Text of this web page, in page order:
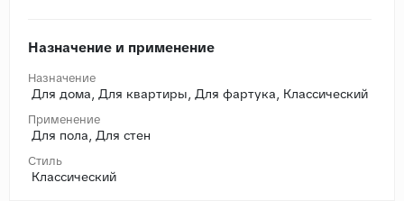
Назначение и применение
Назначение
Для дома, Для квартиры, Для фартука, Классический
Применение
Для пола, Для стен
Стиль
Классический